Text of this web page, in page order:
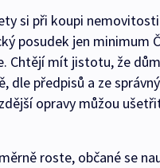
si při koupi
posudek jen minimum
Chtějí mít jistotu, že
dle předpisů a ze
opravy můžou
roste, občané se